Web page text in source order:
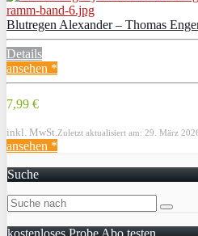
Blutregen Alexander – Thomas
Details
ansehen *
7,99 €
inkl. MwSt. Zuletzt aktualisiert am: 29. März
ansehen *
Suche
kostenloses Probe Abo testen